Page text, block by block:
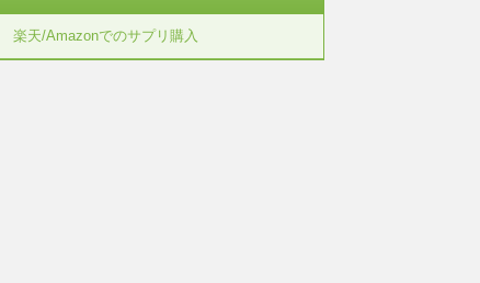
楽天/Amazonでのサプリ購入